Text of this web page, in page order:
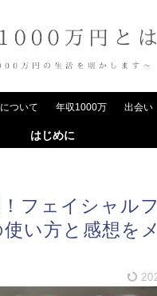
ついて 年収1000万 出会い
はじめに
フェイシャル
使い方と感想を